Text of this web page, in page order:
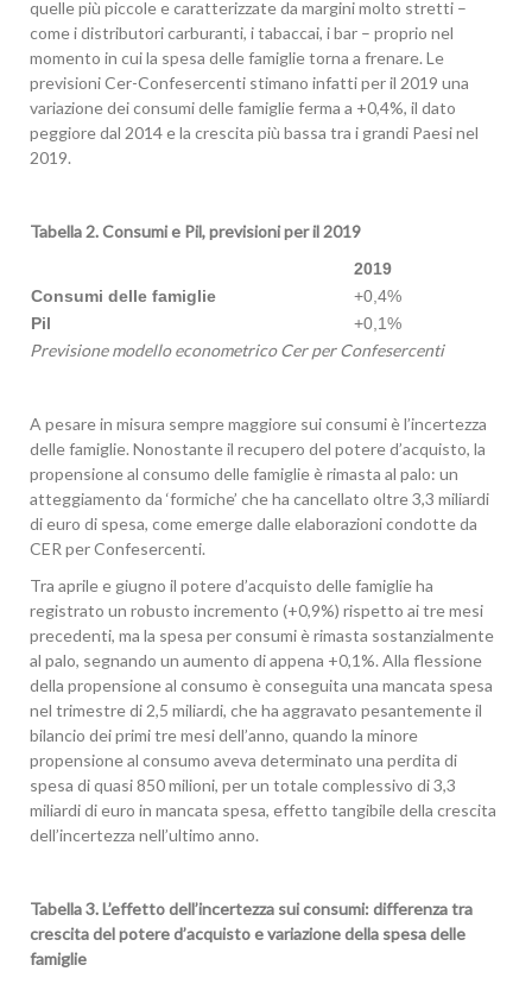
quelle più piccole e caratterizzate da margini molto stretti –
come i distributori carburanti, i tabaccai, i bar – proprio nel
momento in cui la spesa delle famiglie torna a frenare. Le
previsioni Cer-Confesercenti stimano infatti per il 2019 una
variazione dei consumi delle famiglie ferma a +0,4%, il dato
peggiore dal 2014 e la crescita più bassa tra i grandi Paesi nel
2019.
Tabella 2. Consumi e Pil, previsioni per il 2019
2019
Consumi delle famiglie
+0,4%
Pil
+0,1%
Previsione modello econometrico Cer per Confesercenti
A pesare in misura sempre maggiore sui consumi è l’incertezza
delle famiglie. Nonostante il recupero del potere d’acquisto, la
propensione al consumo delle famiglie è rimasta al palo: un
atteggiamento da ‘formiche’ che ha cancellato oltre 3,3 miliardi
di euro di spesa, come emerge dalle elaborazioni condotte da
CER per Confesercenti.
Tra aprile e giugno il potere d’acquisto delle famiglie ha
registrato un robusto incremento (+0,9%) rispetto ai tre mesi
precedenti, ma la spesa per consumi è rimasta sostanzialmente
al palo, segnando un aumento di appena +0,1%. Alla flessione
della propensione al consumo è conseguita una mancata spesa
nel trimestre di 2,5 miliardi, che ha aggravato pesantemente il
bilancio dei primi tre mesi dell’anno, quando la minore
propensione al consumo aveva determinato una perdita di
spesa di quasi 850 milioni, per un totale complessivo di 3,3
miliardi di euro in mancata spesa, effetto tangibile della crescita
dell’incertezza nell’ultimo anno.
Tabella 3. L’effetto dell’incertezza sui consumi: differenza tra
crescita del potere d’acquisto e variazione della spesa delle
famiglie